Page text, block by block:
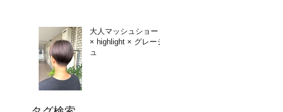
大人マッシュショート
× highlight × グレージ
ュ